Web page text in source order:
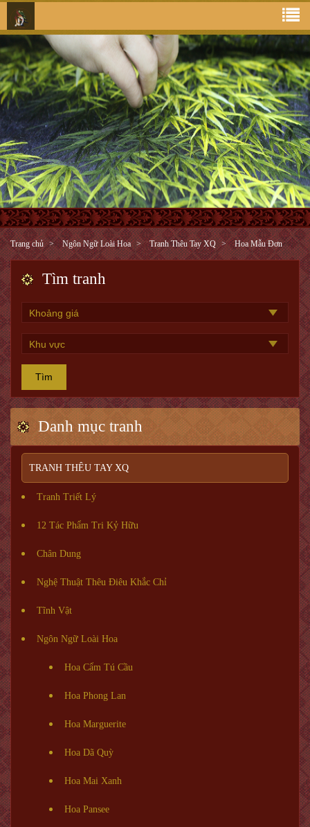
Trang chủ Ngôn Ngữ Loài Hoa Tranh Thêu Tay XQ Hoa Mẫu Đơn
Tìm tranh
Tìm
Danh mục tranh
TRANH THÊU TAY XQ
Tranh Triết Lý
12 Tác Phẩm Tri Kỷ Hữu
Chân Dung
Nghệ Thuật Thêu Điêu Khắc Chỉ
Tĩnh Vật
Ngôn Ngữ Loài Hoa
Hoa Cẩm Tú Cầu
Hoa Phong Lan
Hoa Marguerite
Hoa Dã Quỳ
Hoa Mai Xanh
Hoa Pansee